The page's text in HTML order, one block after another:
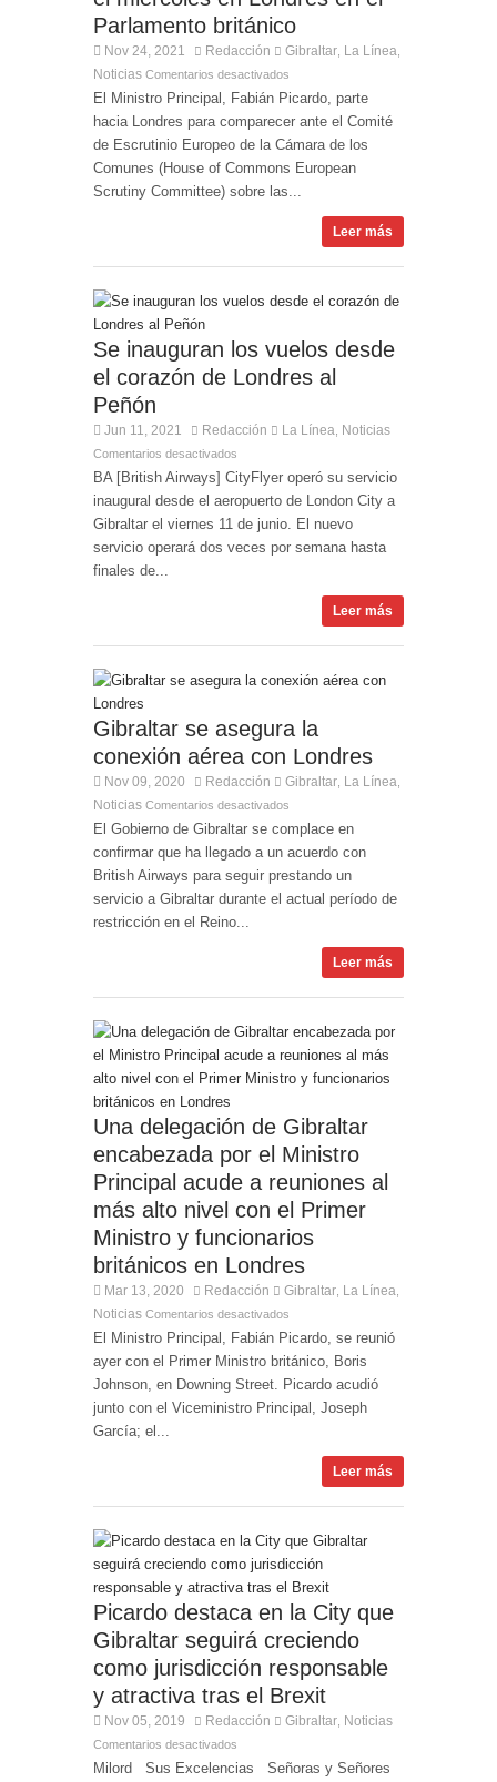
Parlamento británico
Nov 24, 2021 Redacción Gibraltar La Línea
Noticias Comentarios desactivados
El Ministro Principal, Fabián Picardo, parte
hacia Londres para comparecer ante el Comité
de Escrutinio Europeo de la Cámara de los
Comunes (House of Commons European
Scrutiny Committee) sobre las...
Leer más
Se inauguran los vuelos desde
el corazón de Londres al
Peñón
Jun 11, 2021 Redacción La Línea Noticias
Comentarios desactivados
BA [British Airways] CityFlyer operó su servicio
inaugural desde el aeropuerto de London City a
Gibraltar el viernes 11 de junio. El nuevo
servicio operará dos veces por semana hasta
finales de...
Leer más
Gibraltar se asegura la
conexión aérea con Londres
Nov 09, 2020 Redacción Gibraltar La Línea
Noticias Comentarios desactivados
El Gobierno de Gibraltar se complace en
confirmar que ha llegado a un acuerdo con
British Airways para seguir prestando un
servicio a Gibraltar durante el actual período de
restricción en el Reino...
Leer más
Una delegación de Gibraltar
encabezada por el Ministro
Principal acude a reuniones al
más alto nivel con el Primer
Ministro y funcionarios
británicos en Londres
Mar 13, 2020 Redacción Gibraltar La Línea
Noticias Comentarios desactivados
El Ministro Principal, Fabián Picardo, se reunió
ayer con el Primer Ministro británico, Boris
Johnson, en Downing Street. Picardo acudió
junto con el Viceministro Principal, Joseph
García; el...
Leer más
Picardo destaca en la City que
Gibraltar seguirá creciendo
como jurisdicción responsable
y atractiva tras el Brexit
Nov 05, 2019 Redacción Gibraltar Noticias
Comentarios desactivados
Milord Sus Excelencias Señoras y Señores